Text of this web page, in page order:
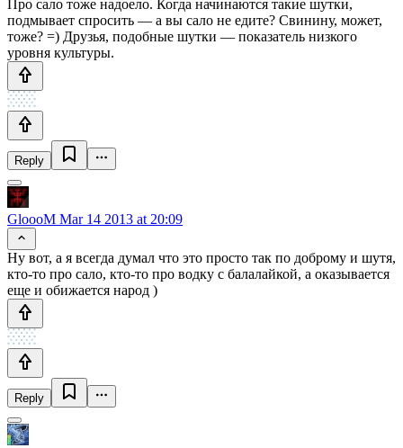
Про сало тоже надоело. Когда начинаются такие шутки,
подмывает спросить — а вы сало не едите? Свинину, может,
тоже? =) Друзья, подобные шутки — показатель низкого
уровня культуры.
Reply
GloooM Mar 14 2013 at 20:09
Ну вот, а я всегда думал что это просто так по доброму и шутя,
кто-то про сало, кто-то про водку с балалайкой, а оказывается
еще и обижается народ )
Reply